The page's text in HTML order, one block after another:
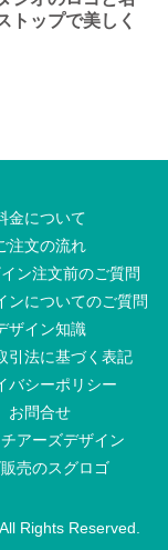
トップで美しく
金について
注文の流れ
ン注文前のご質問
ンについてのご質問
ザイン知識
引法に基づく表記
バシーポリシー
お問合せ
アーズデザイン
売のスグロゴ
Rights Reserved.